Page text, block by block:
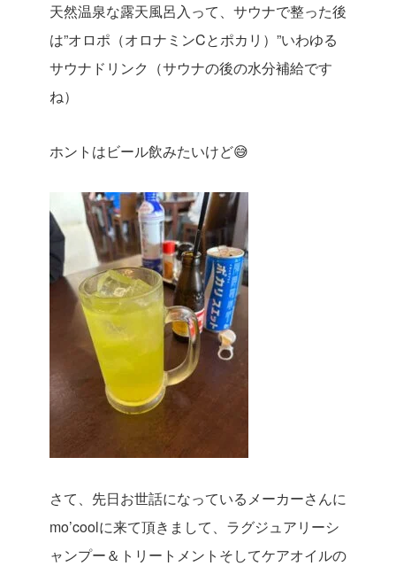
天然温泉な露天風呂入って、サウナで整った後
は”オロポ（オロナミンCとポカリ）”いわゆる
サウナドリンク（サウナの後の水分補給です
ね）
ホントはビール飲みたいけど😅
さて、先日お世話になっているメーカーさんに
mo’coolに来て頂きまして、ラグジュアリーシ
ャンプー＆トリートメントそしてケアオイルの